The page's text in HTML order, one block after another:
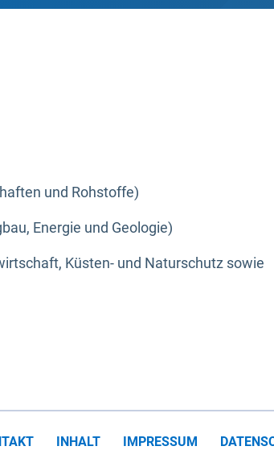
und Rohstoffe)
Energie und Geologie)
Küsten- und Naturschutz sowie
INHALT IMPRESSUM